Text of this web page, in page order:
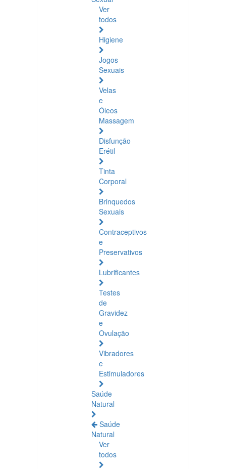
Ver
todos
Higiene
Jogos
Sexuais
Velas
e
Óleos
Massagem
Disfunção
Erétil
Tinta
Corporal
Brinquedos
Sexuais
Contraceptivos
e
Preservativos
Lubrificantes
Testes
de
Gravidez
e
Ovulação
Vibradores
e
Estimuladores
Saúde
Natural
Saúde
Natural
Ver
todos